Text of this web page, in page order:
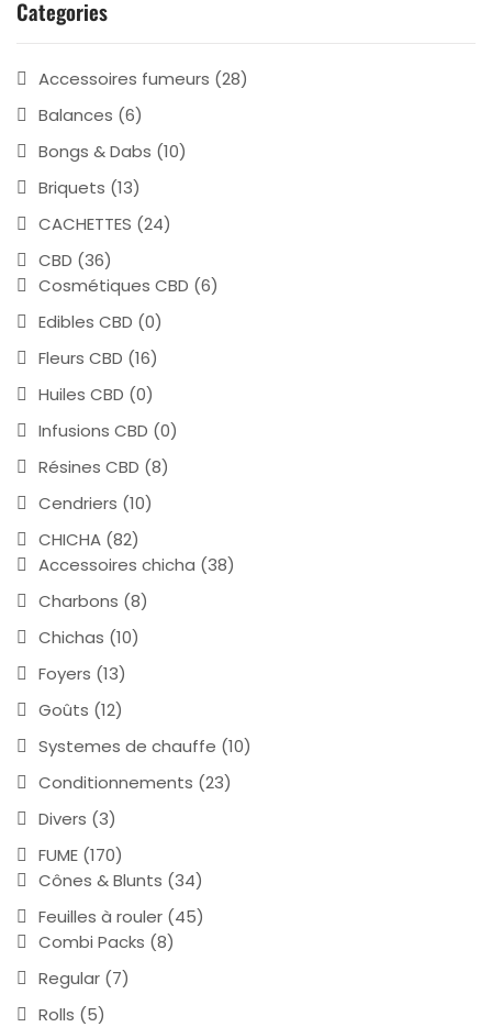
Categories
Accessoires fumeurs (28)
Balances (6)
Bongs & Dabs (10)
Briquets (13)
CACHETTES (24)
CBD (36)
Cosmétiques CBD (6)
Edibles CBD (0)
Fleurs CBD (16)
Huiles CBD (0)
Infusions CBD (0)
Résines CBD (8)
Cendriers (10)
CHICHA (82)
Accessoires chicha (38)
Charbons (8)
Chichas (10)
Foyers (13)
Goûts (12)
Systemes de chauffe (10)
Conditionnements (23)
Divers (3)
FUME (170)
Cônes & Blunts (34)
Feuilles à rouler (45)
Combi Packs (8)
Regular (7)
Rolls (5)